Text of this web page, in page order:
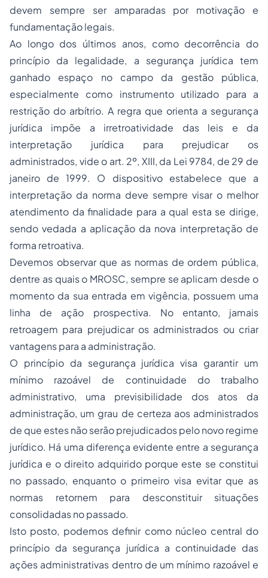
devem sempre ser amparadas por motivação e
fundamentação legais.
Ao longo dos últimos anos, como decorrência do
princípio da legalidade, a segurança jurídica tem
ganhado espaço no campo da gestão pública,
especialmente como instrumento utilizado para a
restrição do arbítrio. A regra que orienta a segurança
jurídica impõe a irretroatividade das leis e da
interpretação jurídica para prejudicar os
administrados, vide o art. 2º, XIII, da Lei 9784, de 29 de
janeiro de 1999. O dispositivo estabelece que a
interpretação da norma deve sempre visar o melhor
atendimento da finalidade para a qual esta se dirige,
sendo vedada a aplicação da nova interpretação de
forma retroativa.
Devemos observar que as normas de ordem pública,
dentre as quais o MROSC, sempre se aplicam desde o
momento da sua entrada em vigência, possuem uma
linha de ação prospectiva. No entanto, jamais
retroagem para prejudicar os administrados ou criar
vantagens para a administração.
O princípio da segurança jurídica visa garantir um
mínimo razoável de continuidade do trabalho
administrativo, uma previsibilidade dos atos da
administração, um grau de certeza aos administrados
de que estes não serão prejudicados pelo novo regime
jurídico. Há uma diferença evidente entre a segurança
jurídica e o direito adquirido porque este se constitui
no passado, enquanto o primeiro visa evitar que as
normas retornem para desconstituir situações
consolidadas no passado.
Isto posto, podemos definir como núcleo central do
princípio da segurança jurídica a continuidade das
ações administrativas dentro de um mínimo razoável e